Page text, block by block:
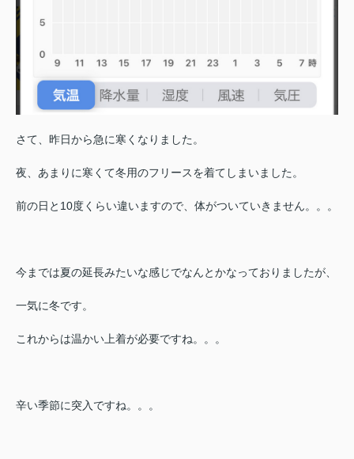
さて、昨日から急に寒くなりました。
夜、あまりに寒くて冬用のフリースを着てしまいました。
前の日と10度くらい違いますので、体がついていきません。。。
今までは夏の延長みたいな感じでなんとかなっておりましたが、
一気に冬です。
これからは温かい上着が必要ですね。。。
辛い季節に突入ですね。。。